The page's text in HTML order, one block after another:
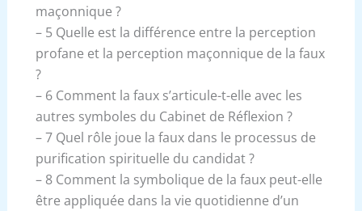
maçonnique ?
– 5 Quelle est la différence entre la perception
profane et la perception maçonnique de la faux
?
– 6 Comment la faux s’articule-t-elle avec les
autres symboles du Cabinet de Réflexion ?
– 7 Quel rôle joue la faux dans le processus de
purification spirituelle du candidat ?
– 8 Comment la symbolique de la faux peut-elle
être appliquée dans la vie quotidienne d’un